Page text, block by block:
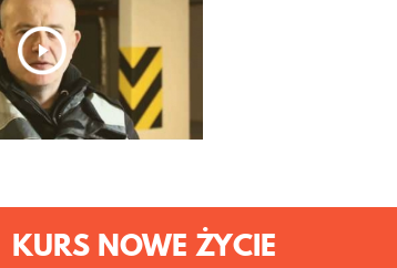
KURS NOWE ŻYCIE